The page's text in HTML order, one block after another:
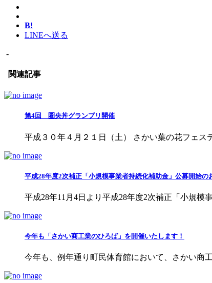
B!
LINEへ送る
-
関連記事
第4回 圏央丼グランプリ開催
平成３０年４月２１日（土） さかい葉の花フェス
平成28年度2次補正「小規模事業者持続化補助金」公募開始の
平成28年11月4日より平成28年度2次補正「小規模
今年も「さかい商工業のひろば」を開催いたします！
今年も、例年通り町民体育館において、さかい商